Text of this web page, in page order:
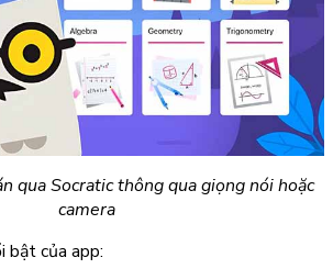
qua Socratic thông qua giọng nói hoặc
camera
bật của app: